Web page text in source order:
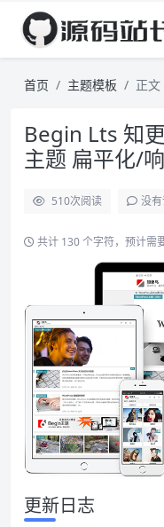
首页 主题模板 正文
Begin Lts 知
主题 扁平化/
510次阅读 没
共计 130 个字符，预计需
更新日志